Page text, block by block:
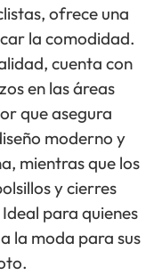
ofrece una
la comodidad.
cuenta con
en las áreas
que asegura
moderno y
mientras que los
y cierres
para quienes
la moda para sus